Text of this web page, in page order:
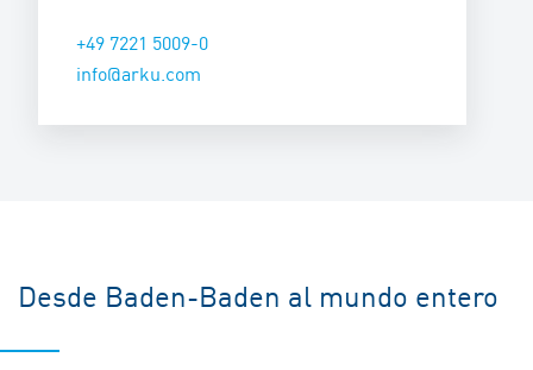
+49 7221 5009-0
info@arku.com
Desde Baden-Baden al mundo entero